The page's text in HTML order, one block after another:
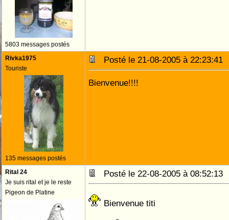
5803 messages postés
Rivka1975
Touriste
135 messages postés
Posté le 21-08-2005 à
Bienvenue!!!!
Rital 24
Je suis rital et je le reste
Pigeon de Platine
Posté le 22-08-2005 à
Bienvenue titi